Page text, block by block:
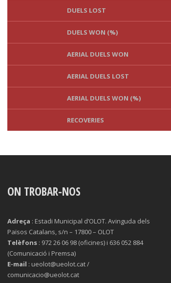
DUELS LOST
DUELS WON (%)
AERIAL DUELS WON
AERIAL DUELS LOST
AERIAL DUELS WON (%)
RECOVERIES
TACKLES LOST
CLEARANCES
BLOCKS
INTERCEPTIONS
PENALTY GOALS
TOTAL SHOTS ON TARGET
TOTAL SHOTS OFF TARGET
SHOOTING ACCURACY
ON TROBAR-NOS
Adreça : Estadi Municipal d’OLOT. Avinguda dels
Països Catalans, s/n – 17800 – OLOT
Telèfons : 972 26 06 98 (oficines) i 636 052 884
(Comunicació i Premsa)
E-mail : ueolot@ueolot.cat /
comunicacio@ueolot.cat